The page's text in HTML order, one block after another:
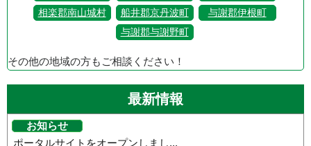
相楽郡南山城村
船井郡京丹波町
与謝郡伊根町
与謝郡与謝野町
その他の地域の方もご相談ください！
最新情報
お知らせ
ポータルサイトをオープンしまし...